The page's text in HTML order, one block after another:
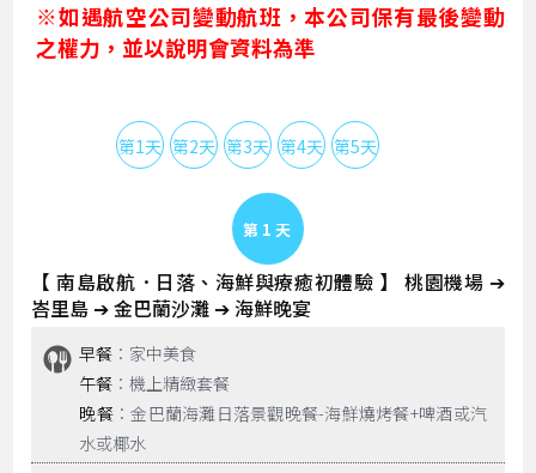
※如遇航空公司變動航班，本公司保有最後變動
之權力，並以說明會資料為準
第1天 第2天 第3天 第4天 第5天
Day 1
【 南島啟航．日落、海鮮與療癒初體驗 】 桃園機場 ➔
峇里島 ➔ 金巴蘭沙灘 ➔ 海鮮晚宴
早餐 ：家中美食
午餐 ：機上精緻套餐
晚餐 ：金巴蘭海灘日落景觀晚餐-海鮮燒烤餐+啤酒或汽
水或椰水